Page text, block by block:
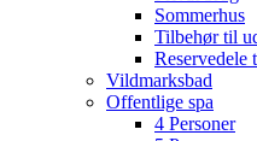
Sommerhus
Tilbehør til
Reservedele
Vildmarksbad
Offentlige spa
4 Personer